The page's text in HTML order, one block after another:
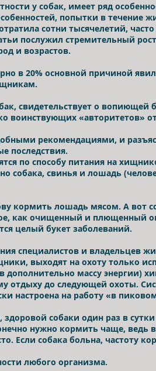
у собак, имеет ряд
попытки в течение
сотни тысячелетий,
послужил стремительный
и возрастов.
в 20% основной причиной
свидетельствует о вопиющей
воинствующих «авторитетов»
рекомендациями, и
последствия.
по способу питания на
собака, свинья и лошадь
кормить лошадь мясом. А вот
как очищенный и плющенный
целый букет заболеваний.
специалистов и владельцев
выходят на охоту только
массу энергии)
отдыху до следующей охоты.
настроена на работу «в
собаки один раз в
нужно кормить чаще, ведь
Если собака больна, частоту
любого организма.